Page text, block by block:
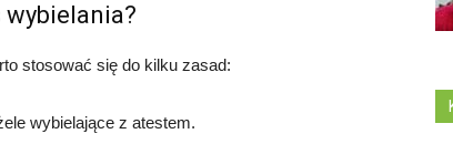
stosować się do kilku zasad:
wybielające z atestem.